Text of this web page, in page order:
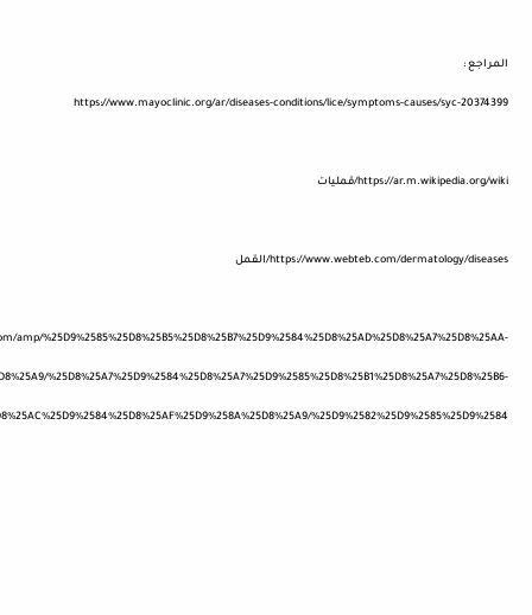
المراجع :
https://www.mayoclinic.org/ar/diseases-conditions/lice/symptoms-causes/syc-20374399
https://ar.m.wikipedia.org/wiki/قمليات
https://www.webteb.com/dermatology/diseases/القمل
%25D9%2585%25D8%25B5%25D8%25B7%25D9%2584%25D8%25AD%25D8%25A7%25D8%25AA-
%25D8%25A7%25D9%2584%25D8%25A7%25D9%2585%25D8%25B1%25D8%25A7%25D8%25B6-
%25D9%2582%25D9%2585%25D9%2584